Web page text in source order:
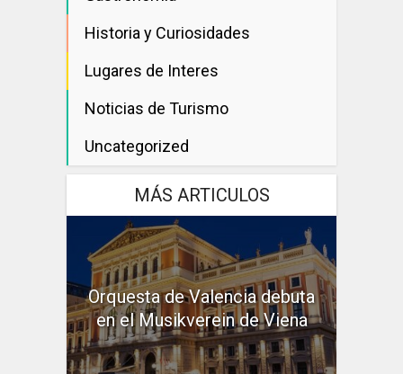
Historia y Curiosidades
Lugares de Interes
Noticias de Turismo
Uncategorized
MÁS ARTICULOS
Orquesta de Valencia debuta
en el Musikverein de Viena